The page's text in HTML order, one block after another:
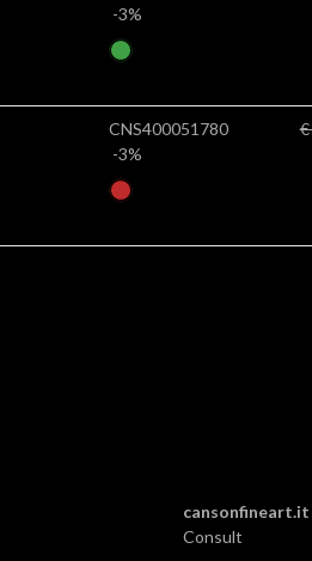
-3%
CNS400051780
-3%
€
cansonfineart.it
Consult